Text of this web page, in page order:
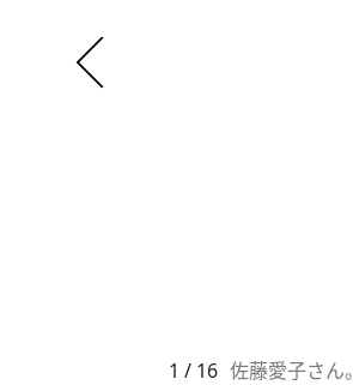
1 / 16 佐藤愛子さん。